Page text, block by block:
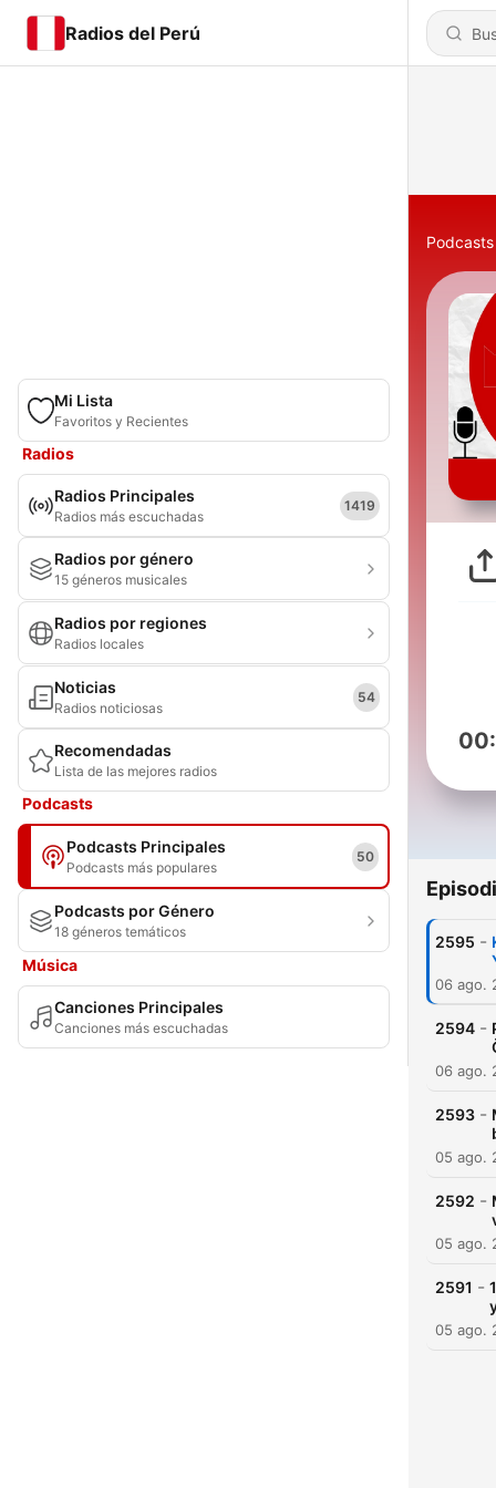
Radios del Perú
Mi Lista
Favoritos y Recientes
Radios
Radios Principales
Radios más escuchadas
1419
Radios por género
15 géneros musicales
Radios por regiones
Radios locales
Noticias
Radios noticiosas
54
Recomendadas
Lista de las mejores radios
Podcasts
Podcasts Principales
Podcasts más populares
50
Podcasts por Género
18 géneros temáticos
Música
Canciones Principales
Canciones más escuchadas
Podcasts
2595 -
06 ago.
2594 -
06 ago.
2593 -
05 ago.
2592 -
05 ago.
2591 -
05 ago.